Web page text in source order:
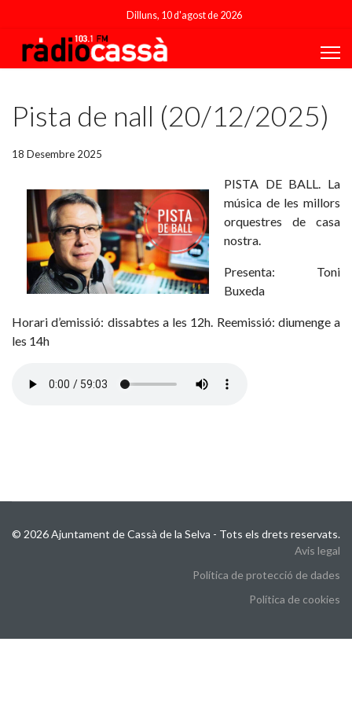
Dilluns, 10 d'agost de 2026
Pista de nall (20/12/2025)
18 Desembre 2025
PISTA DE BALL. La
música de les millors
orquestres de casa
nostra.
Presenta: Toni
Buxeda
Horari d’emissió: dissabtes a les 12h. Reemissió: diumenge a
les 14h
© 2026 Ajuntament de Cassà de la Selva - Tots els drets reservats.
Avis legal
Política de protecció de dades
Política de cookies